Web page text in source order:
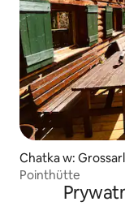
Chatka w: Grossarl
Pointhütte